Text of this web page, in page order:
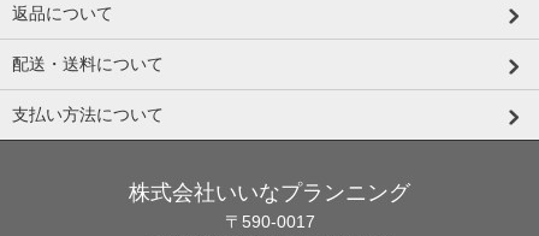
返品について
配送・送料について
支払い方法について
株式会社いいなプランニング
〒590-0017